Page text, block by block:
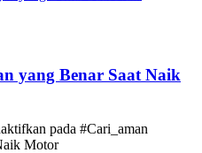
yang Benar Saat Naik
pada #Cari_aman
Motor